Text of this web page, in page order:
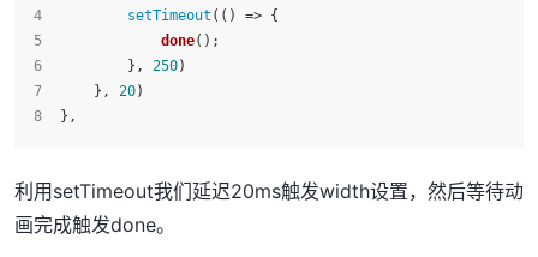
setTimeout ( () => {
done();
        },
250)
    },
20)
},
利用setTimeout我们延迟20ms触发width设置，然后等待动
画完成触发done。